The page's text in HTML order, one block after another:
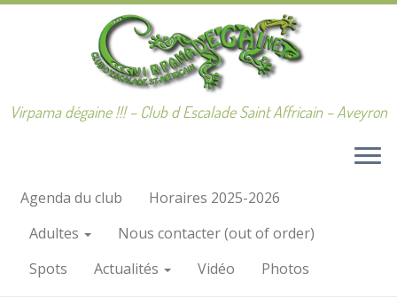
Passer
Virpama dégaine !!! – Club d Escalade Saint Affricain – Aveyron
Agenda du club
Horaires 2025-2026
Adultes
Nous contacter (out of order)
Spots
Actualités Vidéo Photos